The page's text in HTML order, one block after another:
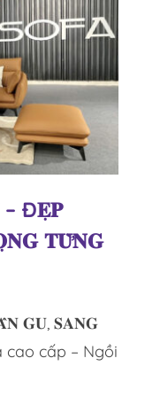
𝐍𝐆𝐔𝐘𝐄̂𝐍
𝐀́
– Đ𝐄̣𝐏
𝐓𝐔̛̀𝐍𝐆
Đ𝐄̣𝐏
𝐓𝐔̛̀𝐍𝐆
𝐆𝐔, 𝐒𝐀𝐍𝐆
cấp – Ngồi